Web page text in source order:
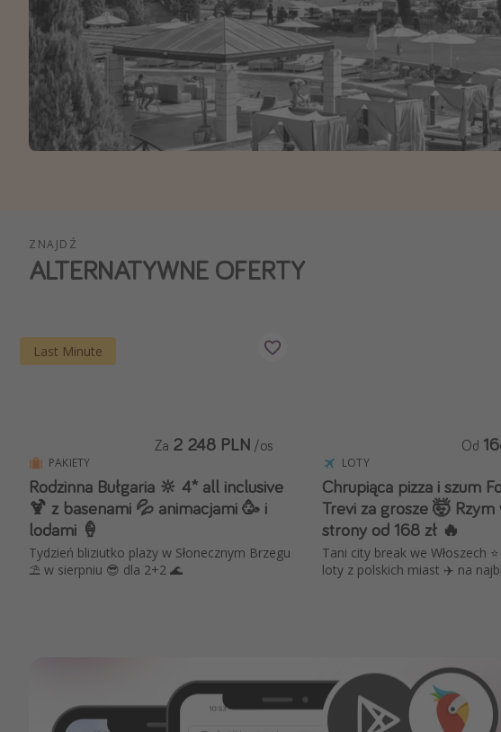
Wszystkie
ZNAJDŹ
ALTERNATYWNE OFERTY
Last Minute
PAKIETY
Rodzinna Bułgaria 🔆 4* all inclusive
🍹 z basenami 💦 animacjami 🥳 i
lodami 🍦
Tydzień bliziutko plaży w Słonecznym Brzegu
⛱️ w sierpniu 😎 dla 2+2 🌊
Za 2 248 PLN /os
LOTY
Chrupiąca pizza i szum
Trevi za grosze 🤯 Rzym
strony od 168 zł 🔥
Tani city break we Włoszech
loty z polskich miast ✈️ na
Od